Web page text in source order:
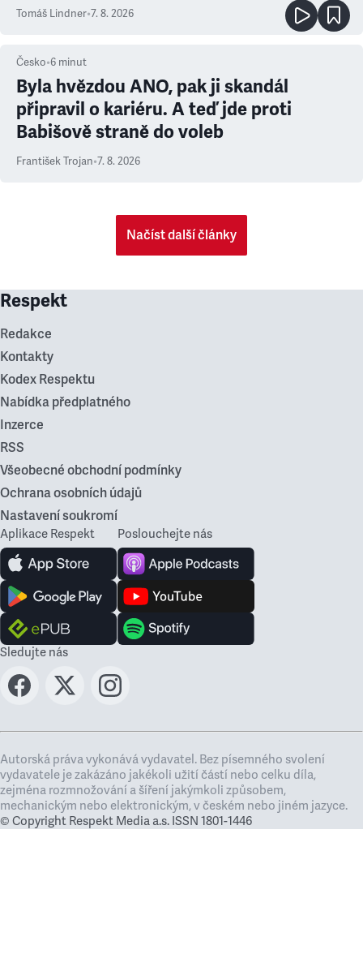
Tomáš Lindner•7. 8. 2026
Česko•6 minut
Byla hvězdou ANO, pak ji skandál
připravil o kariéru. A teď jde proti
Babišově straně do voleb
František Trojan•7. 8. 2026
Načíst další články
Respekt
Redakce
Kontakty
Kodex Respektu
Nabídka předplatného
Inzerce
RSS
Všeobecné obchodní podmínky
Ochrana osobních údajů
Nastavení soukromí
Aplikace Respekt Poslouchejte nás
Sledujte nás
Autorská práva vykonává vydavatel. Bez písemného svolení
vydavatele je zakázáno jakékoli užití částí nebo celku díla,
zejména rozmnožování a šíření jakýmkoli způsobem,
mechanickým nebo elektronickým, v českém nebo jiném jazyce.
© Copyright Respekt Media a.s. ISSN 1801-1446